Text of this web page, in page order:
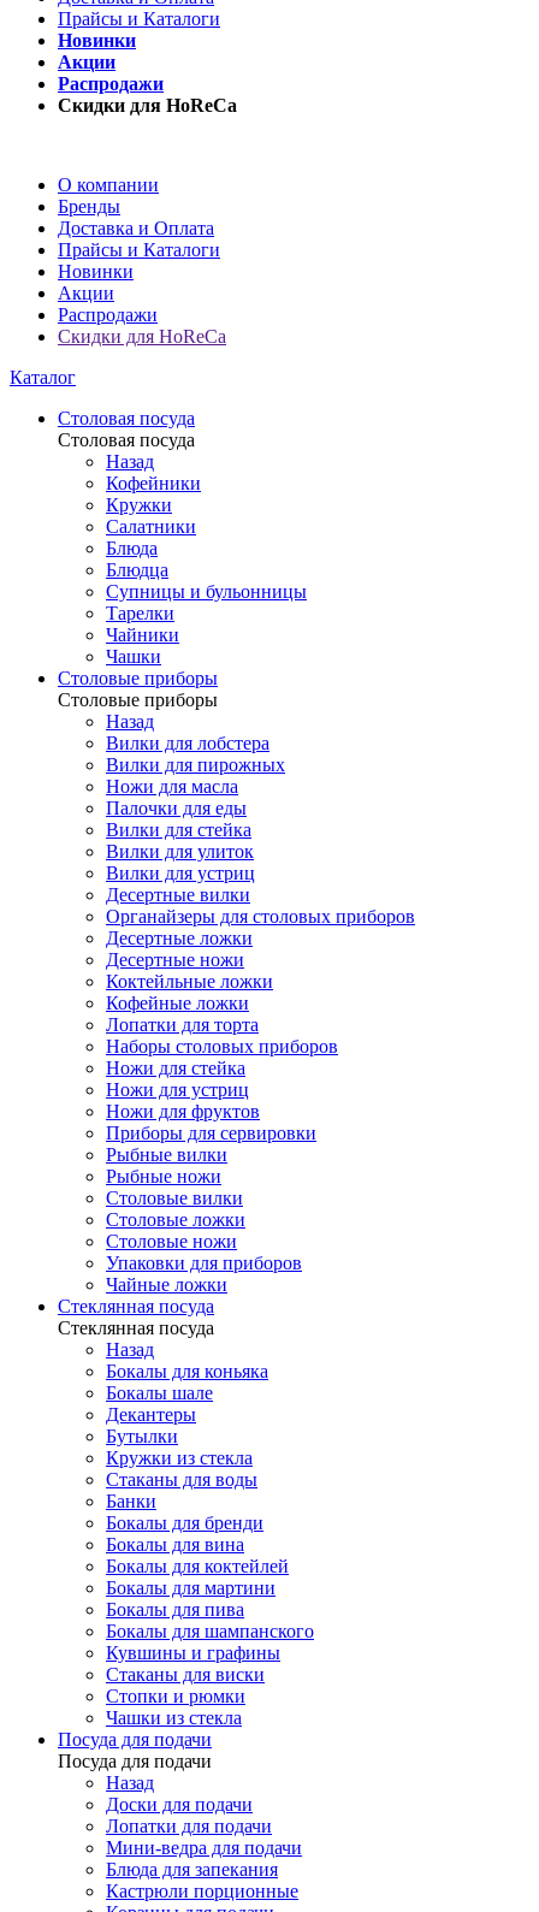
Прайсы и Каталоги
Новинки
Акции
Распродажи
Скидки для HoReCa
О компании
Бренды
Доставка и Оплата
Прайсы и Каталоги
Новинки
Акции
Распродажи
Скидки для HoReCa
Каталог
Столовая посуда
Столовая посуда
Назад
Кофейники
Кружки
Салатники
Блюда
Блюдца
Супницы и бульонницы
Тарелки
Чайники
Чашки
Cтоловые приборы
Cтоловые приборы
Назад
Вилки для лобстера
Вилки для пирожных
Ножи для масла
Палочки для еды
Вилки для стейка
Вилки для улиток
Вилки для устриц
Десертные вилки
Органайзеры для столовых приборов
Десертные ложки
Десертные ножи
Коктейльные ложки
Кофейные ложки
Лопатки для торта
Наборы столовых приборов
Ножи для стейка
Ножи для устриц
Ножи для фруктов
Приборы для сервировки
Рыбные вилки
Рыбные ножи
Столовые вилки
Столовые ложки
Столовые ножи
Упаковки для приборов
Чайные ложки
Стеклянная посуда
Стеклянная посуда
Назад
Бокалы для коньяка
Бокалы шале
Декантеры
Бутылки
Кружки из стекла
Стаканы для воды
Банки
Бокалы для бренди
Бокалы для вина
Бокалы для коктейлей
Бокалы для мартини
Бокалы для пива
Бокалы для шампанского
Кувшины и графины
Стаканы для виски
Стопки и рюмки
Чашки из стекла
Посуда для подачи
Посуда для подачи
Назад
Доски для подачи
Лопатки для подачи
Мини-ведра для подачи
Блюда для запекания
Кастрюли порционные